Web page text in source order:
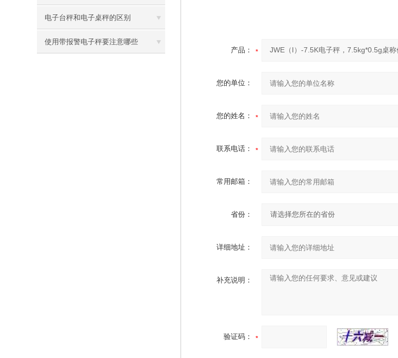
电子台秤和电子桌秤的区别
使用带报警电子秤要注意哪些
产品：
您的单位：
您的姓名：
联系电话：
常用邮箱：
省份：
详细地址：
补充说明：
验证码：